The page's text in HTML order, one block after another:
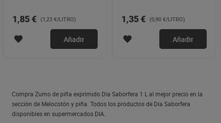
1,85 € (1,23 €/LITRO)
Añadir
1,35 € (0,90 €/LITRO)
Añadir
Compra Zumo de piña exprimido Dia Saborfera 1 L al mejor precio en la
sección de Melocotón y piña. Todos los productos de Dia Saborfera
disponibles en supermercados DIA.